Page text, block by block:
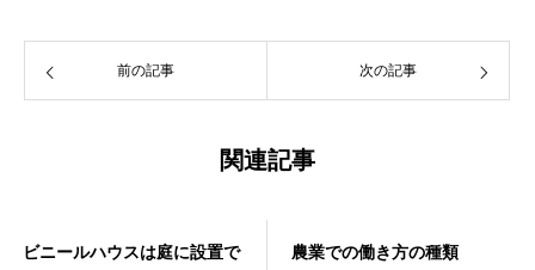
前の記事 次の記事
関連記事
ビニールハウスは庭に設置で
農業での働き方の種類